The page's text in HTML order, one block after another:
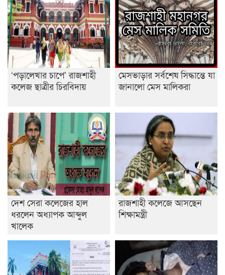
রাজশাহীতে ট্রাকচাপায় ভ্যানচালক নিহত
শেষ সময়ে ভোট কারচুরি অভিযোগ আবিদের
‘পড়ালেখার চাপে’ রাজশাহী
কলেজ ছাত্রীর চিরবিদায়
মেসভাড়ার সর্বশেষ সিদ্ধান্তে যা
জানালো মেস মালিকরা
দেশ সেরা কলেজের হাল
ধরলেন অধ্যাপক আব্দুল
খালেক
রাজশাহী কলেজে আসছেন
শিক্ষামন্ত্রী